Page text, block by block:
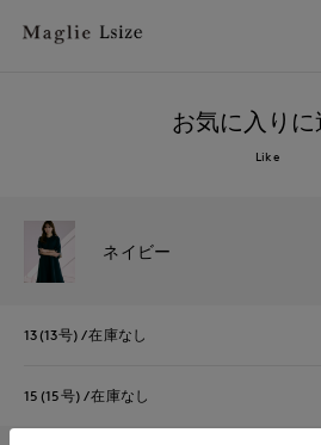
お気に入りに
Like
ネイビー
13(13号) 在庫なし
15(15号) 在庫なし